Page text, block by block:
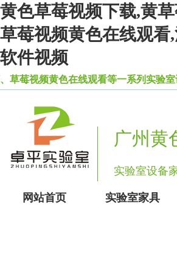
黄色草莓视频下载,黄
草莓视频黄色在线观看
软件视频
莓视频黄色在线观看等一系列实验室设
广州黄
实验室设备
网站首页 实验室家具